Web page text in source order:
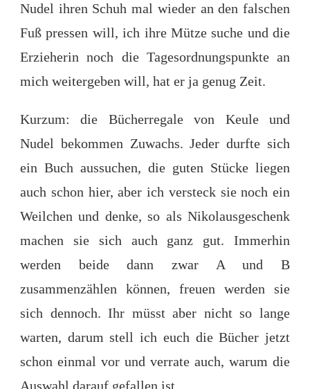
Nudel ihren Schuh mal wieder an den falschen
Fuß pressen will, ich ihre Mütze suche und die
Erzieherin noch die Tagesordnungspunkte an
mich weitergeben will, hat er ja genug Zeit.
Kurzum: die Bücherregale von Keule und
Nudel bekommen Zuwachs. Jeder durfte sich
ein Buch aussuchen, die guten Stücke liegen
auch schon hier, aber ich versteck sie noch ein
Weilchen und denke, so als Nikolausgeschenk
machen sie sich auch ganz gut. Immerhin
werden beide dann zwar A und B
zusammenzählen können, freuen werden sie
sich dennoch. Ihr müsst aber nicht so lange
warten, darum stell ich euch die Bücher jetzt
schon einmal vor und verrate auch, warum die
Auswahl darauf gefallen ist.